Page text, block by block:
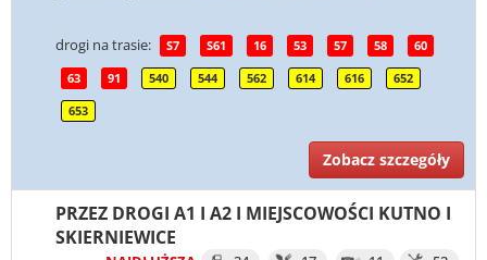
drogi na trasie: S7 S61 16 53 57 58 60
63 91 540 544 562 614 616 652
653
Zobacz szczegóły
PRZEZ DROGI A1 I A2 I MIEJSCOWOŚCI KUTNO I
SKIERNIEWICE